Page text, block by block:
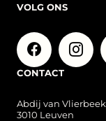
VOLG ONS
CONTACT
Abdij van Vlierbeek
3010 Leuven